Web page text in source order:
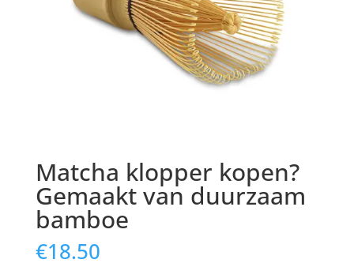
Matcha klopper kopen?
Gemaakt van duurzaam
bamboe
€18.50